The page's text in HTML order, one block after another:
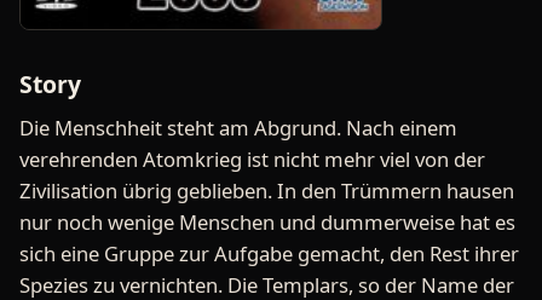
Story
Die Menschheit steht am Abgrund. Nach einem
verehrenden Atomkrieg ist nicht mehr viel von der
Zivilisation übrig geblieben. In den Trümmern hausen
nur noch wenige Menschen und dummerweise hat es
sich eine Gruppe zur Aufgabe gemacht, den Rest ihrer
Spezies zu vernichten. Die Templars, so der Name der